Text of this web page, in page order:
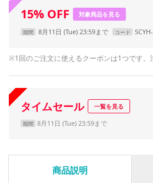
15% OFF 対象商品を見る
期間 8月11日 (Tue) 23:59まで コード
※1回のご注文に使えるクーポンは1つです。
タイムセール 一覧を見る
期間 8月11日 (Tue) 23:59まで
商品説明